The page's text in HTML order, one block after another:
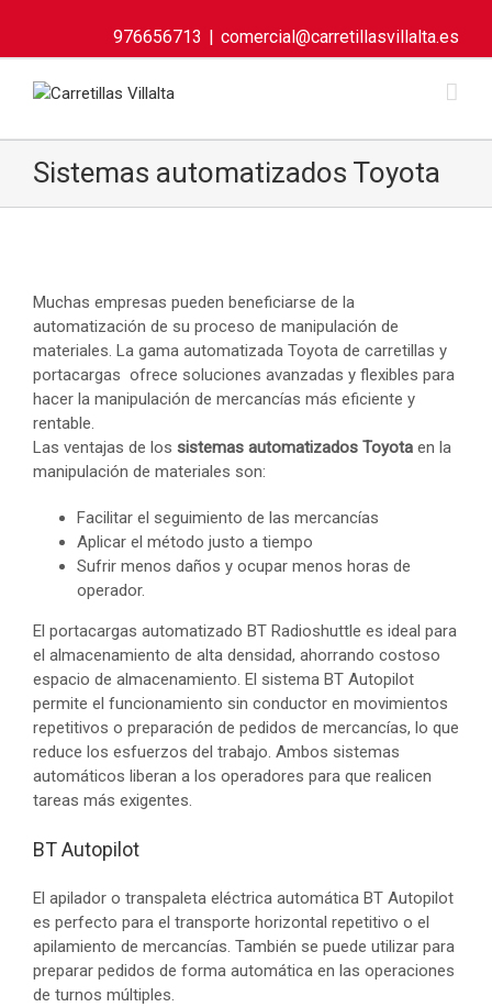
976656713 | comercial@carretillasvillalta.es
Sistemas automatizados Toyota
Muchas empresas pueden beneficiarse de la
automatización de su proceso de manipulación de
materiales. La gama automatizada Toyota de carretillas y
portacargas ofrece soluciones avanzadas y flexibles para
hacer la manipulación de mercancías más eficiente y
rentable.
Las ventajas de los sistemas automatizados Toyota en la
manipulación de materiales son:
Facilitar el seguimiento de las mercancías
Aplicar el método justo a tiempo
Sufrir menos daños y ocupar menos horas de
operador.
El portacargas automatizado BT Radioshuttle es ideal para
el almacenamiento de alta densidad, ahorrando costoso
espacio de almacenamiento. El sistema BT Autopilot
permite el funcionamiento sin conductor en movimientos
repetitivos o preparación de pedidos de mercancías, lo que
reduce los esfuerzos del trabajo. Ambos sistemas
automáticos liberan a los operadores para que realicen
tareas más exigentes.
BT Autopilot
El apilador o transpaleta eléctrica automática BT Autopilot
es perfecto para el transporte horizontal repetitivo o el
apilamiento de mercancías. También se puede utilizar para
preparar pedidos de forma automática en las operaciones
de turnos múltiples.